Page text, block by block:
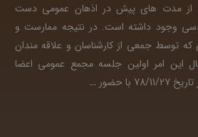
از مدت های پیش در اذهان عمومی دست
وجود داشته است. در نتیجه ممارست و
که توسط جمعی از کارشناسان و علاقه مندان
این امر اولین جلسه مجمع عمومی اعضا
با حضور
…